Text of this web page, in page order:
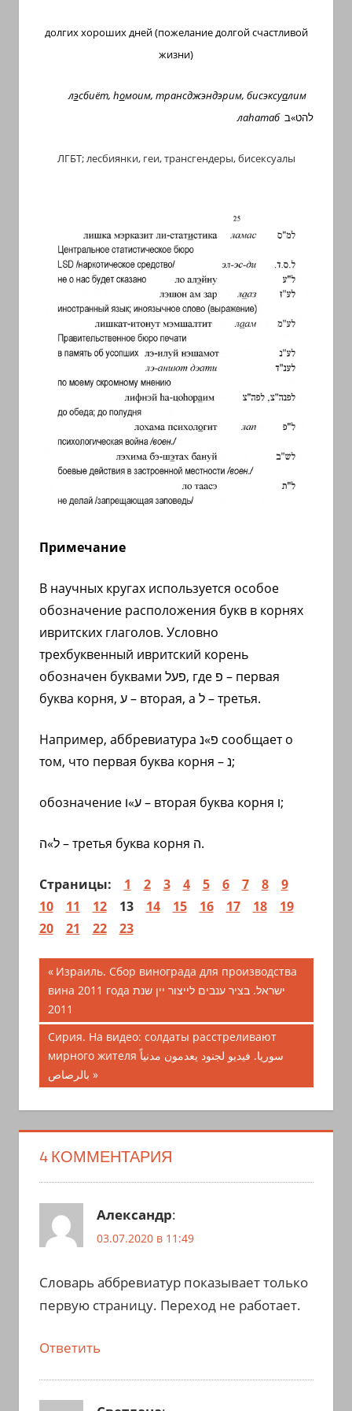
долгих хороших дней (пожелание долгой счастливой
жизни)
лэсбиёт, hомоим, трансджэндэрим, бисэксуалим
лаhатаб להט»ב
ЛГБТ; лесбиянки, геи, трансгендеры, бисексуалы
Примечание
В научных кругах используется особое
обозначение расположения букв в корнях
ивритских глаголов. Условно
трехбуквенный ивритский корень
обозначен буквами פעל, где פ – первая
буква корня, ע – вторая, а ל – третья.
Например, аббревиатура פ»נ сообщает о
том, что первая буква корня –נ;
обозначение ע»ו – вторая буква корня ו;
ל»ה – третья буква корня ה.
Страницы: 1 2 3 4 5 6 7 8
9
10
11 12 13 14 15 16 17 18
19
20
21 22 23
Навигация
по
записям
Предыдущая
запись;
Израиль. Сбор винограда для производства
вина 2011 года ישראל. בציר ענבים לייצור יין שנת
2011
Следующая
запись:
Сирия. На видео: солдаты расстреливают
мирного жителя سوريا. فيديو لجنود يعدمون مدنياً
بالرصاص
4 КОММЕНТАРИЯ
Александр:
03.07.2020 в 11:49
Словарь аббревиатур показывает только
первую страницу. Переход не работает.
Ответить